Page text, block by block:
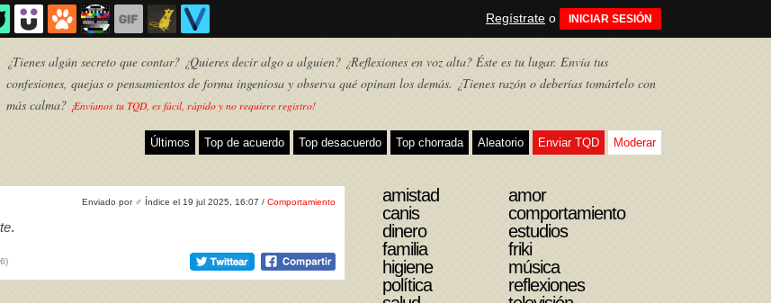
Regístrate o INICIAR SESIÓN
¿Tienes algún secreto que contar? ¿Quieres decir algo a alguien? ¿Reflexiones en voz alta? Éste es tu lugar. Envía tus
confesiones, quejas o pensamientos de forma ingeniosa y observa qué opinan los demás. ¿Tienes razón o deberías tomártelo con
más calma? ¡Envíanos tu TQD, es fácil, rápido y no requiere registro!
Últimos Top de acuerdo Top desacuerdo Top chorrada Aleatorio Enviar TQD Moderar
Enviado por ♂ Índice el 19 jul 2025, 16:07 / Comportamiento
.
amistad
amor
canis
comportamiento
dinero
estudios
familia
friki
higiene
música
política
reflexiones